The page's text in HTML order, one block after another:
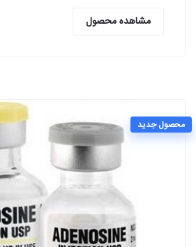
مشاهده محصول
محصول جدید